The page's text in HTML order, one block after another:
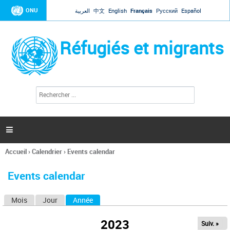
Jump to navigation
ONU العربية 中文 English Français Русский Español
Réfugiés et migrants
l
c
h
e

Vous
ici
Accueil›Calendrier› Events calendar
Events calendar
Mois Jour Année
2023 Suiv. »